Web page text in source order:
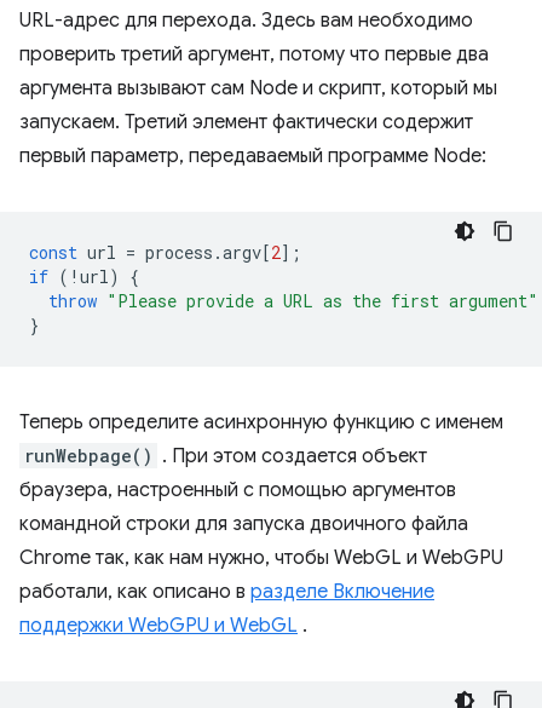
URL-адрес для перехода. Здесь вам необходимо
проверить третий аргумент, потому что первые два
аргумента вызывают сам Node и скрипт, который мы
запускаем. Третий элемент фактически содержит
первый параметр, передаваемый программе Node:
const url = process .argv[2];
if ( ! url )
{
throw "Please provide a URL as the first argument"
}
Теперь определите асинхронную функцию с именем
runWebpage() . При этом создается объект
браузера, настроенный с помощью аргументов
командной строки для запуска двоичного файла
Chrome так, как нам нужно, чтобы WebGL и WebGPU
работали, как описано в разделе Включение
поддержки WebGPU и WebGL .